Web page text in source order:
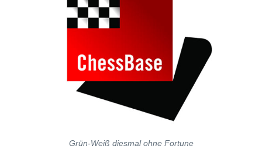
Grün-Weiß diesmal ohne Fortune